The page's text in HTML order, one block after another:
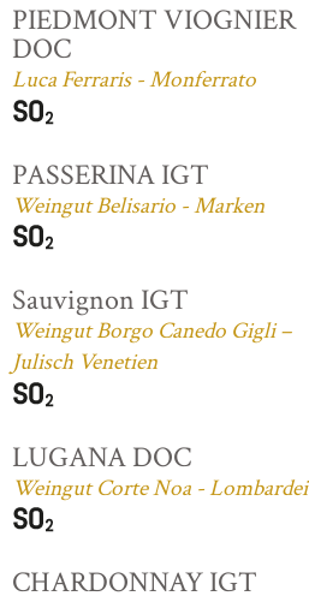
PIEDMONT VIOGNIER
DOC
Luca Ferraris - Monferrato
PASSERINA IGT
Weingut Belisario - Marken
Sauvignon IGT
Weingut Borgo Canedo Gigli –
Julisch Venetien
LUGANA DOC
Weingut Corte Noa - Lombardei
CHARDONNAY IGT